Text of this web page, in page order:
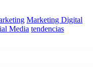
Marketing Digital
Media tendencias